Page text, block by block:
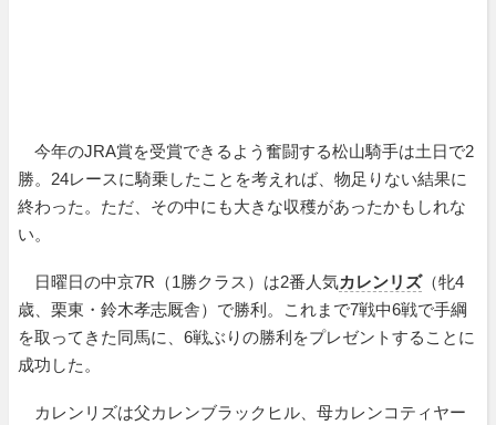
今年のJRA賞を受賞できるよう奮闘する松山騎手は土日で2
勝。24レースに騎乗したことを考えれば、物足りない結果に
終わった。ただ、その中にも大きな収穫があったかもしれな
い。
日曜日の中京7R（1勝クラス）は2番人気カレンリズ（牝4
歳、栗東・鈴木孝志厩舎）で勝利。これまで7戦中6戦で手綱
を取ってきた同馬に、6戦ぶりの勝利をプレゼントすることに
成功した。
カレンリズは父カレンブラックヒル、母カレンコティヤー